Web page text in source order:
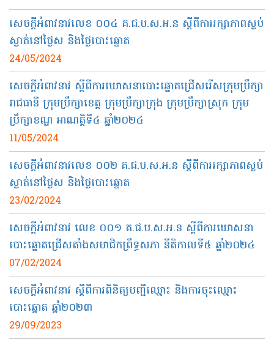
សេចក្តីអំពាវនាវលេខ ០០៤​ គ.ជ.ប.ស.អ.ន ស្តីពីការរក្សាភាពស្ងប់
ស្ងាត់នៅថ្ងៃស និងថ្ងៃបោះឆ្នោត
24/05/2024
សេចក្ដីអំពាវនាវ ស្ដីពីការឃោសនាបោះឆ្នោតជ្រើសរើសក្រុមប្រឹក្សា
រាជធានី ក្រុមប្រឹក្សាខេត្ត ក្រុមប្រឹក្សាក្រុង ក្រុមប្រឹក្សាស្រុក ក្រុម
ប្រឹក្សាខណ្ឌ អាណត្តិទី៤ ឆ្នាំ២០២៤
11/05/2024
សេចក្តីអំពាវនាវលេខ ០០២ គ.ជ.ប.ស.អ.ន ស្តីពីការរក្សាភាពស្ងប់
ស្ងាត់នៅថ្ងៃស និងថ្ងៃបោះឆ្នោត
23/02/2024
សេចក្ដីអំពាវនាវ លេខ ០០១ គ.ជ.ប.ស.អ.ន ស្តីពីការឃោសនា
បោះឆ្នោតជ្រើសតាំងសមាជិកព្រឹទ្ធសភា នីតិកាលទី៥ ឆ្នាំ២០២៤
07/02/2024
សេចក្តីអំពាវនាវ ស្តីពីការពិនិត្យបញ្ជីឈ្មោះ និងការចុះឈ្មោះ
បោះឆ្នោត ឆ្នាំ២០២៣
29/09/2023